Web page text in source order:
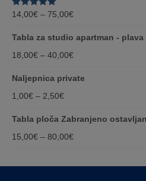
Ocjenjeno
14,00€ – 75,00€Price
Tabla za studio apartman - plava
18,00€ – 40,00€Price
40,00€
Naljepnica private
1,00€ – 2,50€Price
2,50€
Tabla ploča Zabranjeno
15,00€ – 80,00€Price